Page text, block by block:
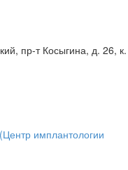
пр-т Косыгина, д. 26, к.
имплантологии